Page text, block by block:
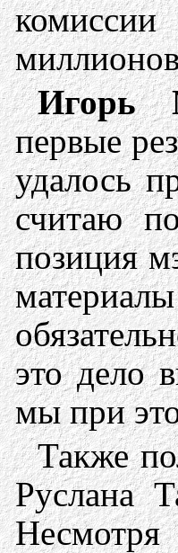
Игорь
первые
удалось
считаю
позиция
это дело
мы при
Также
Руслана